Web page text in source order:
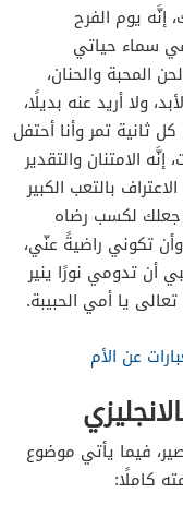
إنَّه يوم الفرح
سماء حياتي
المحبة والحنان،
ولا أريد عنه بديلًا،
تمر وأنا أحتفل
الامتنان والتقدير
بالتعب الكبير
جعلك لكسب رضاه
تكوني راضيةً عنّي،
أن تدومي نورًا ينير
يا أمي الحبيبة.
عن الأم
فيما يأتي موضوع
كاملًا: